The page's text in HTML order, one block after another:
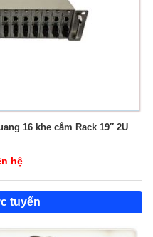
16 khe cắm Rack 19″ 2U
hệ
tuyến